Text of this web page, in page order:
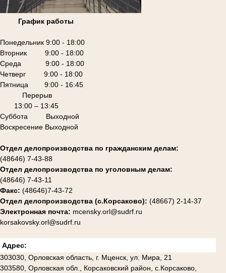
График работы
Понедельник 9:00 - 18:00
Вторник 9:00 - 18:00
Среда 9:00 - 18:00
Четверг 9:00 - 18:00
Пятница 9:00 - 16:45
Перерыв
13:00 – 13:45
Суббота Выходной
Воскресение Выходной
Отдел делопроизводства по гражданским делам:
(48646) 7-43-88
Отдел делопроизводства по уголовным делам:
(48646) 7-43-11
Факс: (48646)7-43-72
Отдел делопроизводства (с.Корсаково): (48667) 2-14-37
Электронная почта: mcensky.orl@sudrf.ru
korsakovsky.orl@sudrf.ru
Адрес:
303030, Орловская область, г. Мценск, ул. Мира, 21
303580, Орловская обл., Корсаковский район, с.Корсаково,